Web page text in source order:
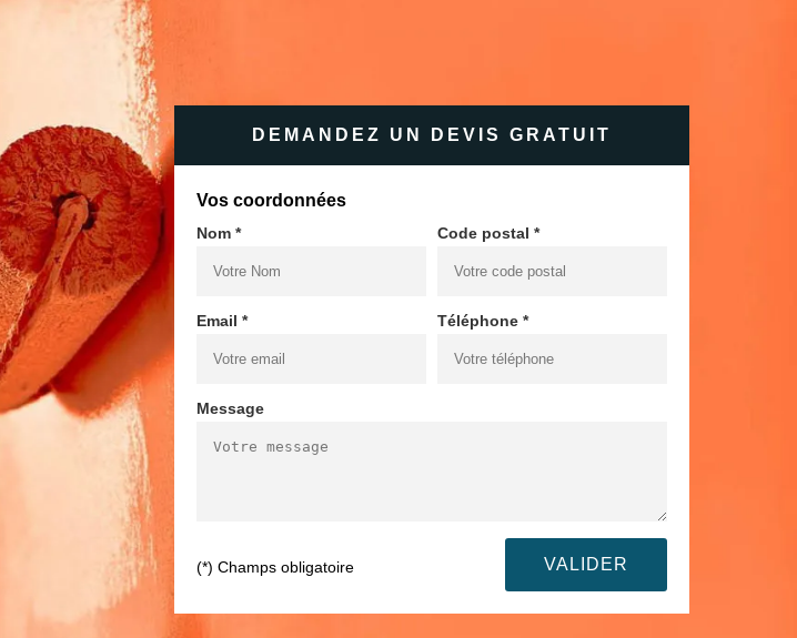
DEMANDEZ UN DEVIS GRATUIT
Vos coordonnées
Nom * Code postal *
Email * Téléphone *
Message
(*) Champs obligatoire